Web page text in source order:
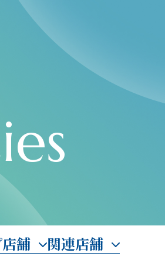
舗 関連店舗